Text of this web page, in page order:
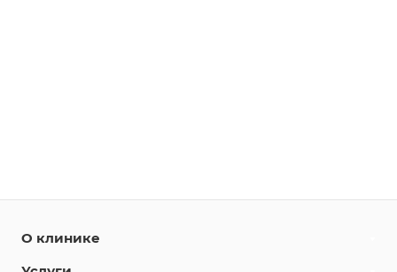
О клинике